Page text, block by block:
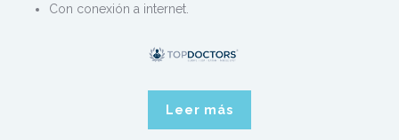
Con conexión a internet.
Leer más